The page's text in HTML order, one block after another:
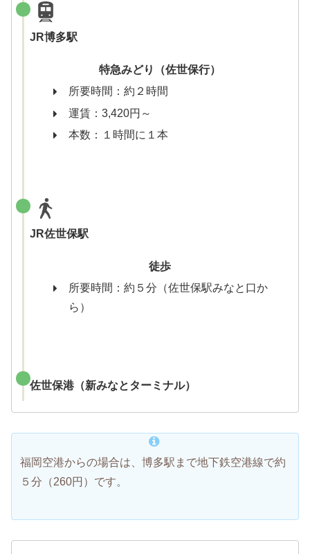
JR博多駅
特急みどり（佐世保行）
所要時間：約２時間
運賃：3,420円～
本数：１時間に１本
JR佐世保駅
徒歩
所要時間：約５分（佐世保駅みなと口か
ら）
佐世保港（新みなとターミナル）
福岡空港からの場合は、博多駅まで地下鉄空港線で約
５分（260円）です。